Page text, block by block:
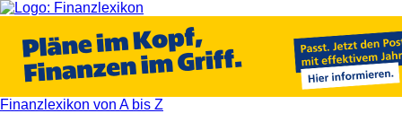
Finanzlexikon von A bis Z